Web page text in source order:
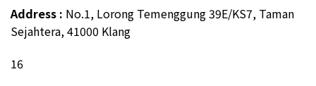
Address : No.1, Lorong Temenggung 39E/KS7, Taman
Sejahtera, 41000 Klang
16